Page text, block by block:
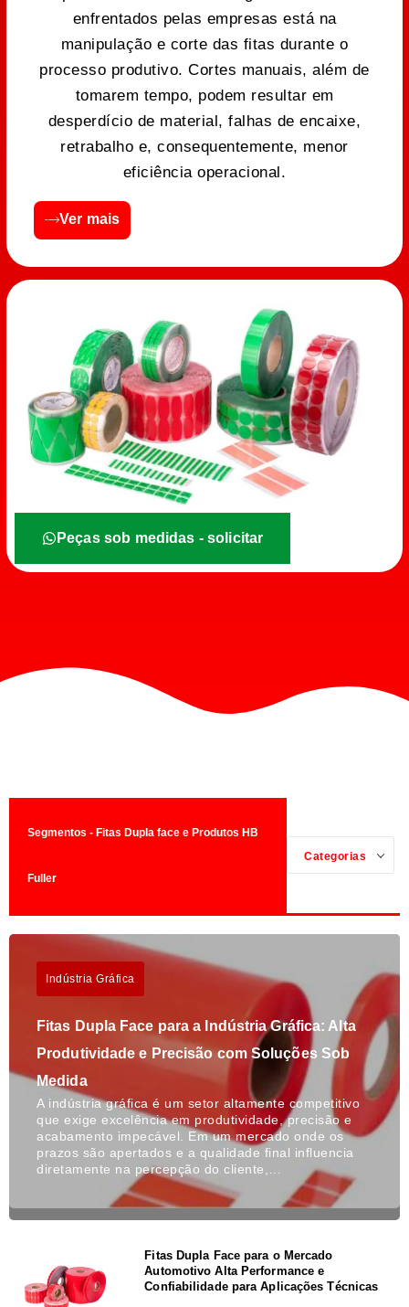
enfrentados pelas empresas está na
manipulação e corte das fitas durante o
processo produtivo. Cortes manuais, além de
tomarem tempo, podem resultar em
desperdício de material, falhas de encaixe,
retrabalho e, consequentemente, menor
eficiência operacional.
Ver mais
Peças sob medidas - solicitar
Segmentos - Fitas Dupla face e Produtos HB
Fuller
Categorias
Indústria Gráfica
Fitas Dupla Face para a Indústria Gráfica: Alta
Produtividade e Precisão com Soluções Sob
Medida
A indústria gráfica é um setor altamente competitivo
que exige excelência em produtividade, precisão e
acabamento impecável. Em um mercado onde os
prazos são apertados e a qualidade final influencia
diretamente na percepção do cliente,…
Fitas Dupla Face para o Mercado
Automotivo Alta Performance e
Confiabilidade para Aplicações Técnicas